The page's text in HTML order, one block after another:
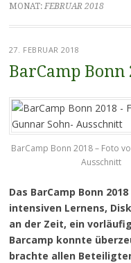
MONAT: FEBRUAR 2018
27. FEBRUAR 2018
BarCamp Bonn
BarCamp Bonn 2018 – Foto
Ausschnitt
Das BarCamp Bonn
intensiven Lernens,
an der Zeit, ein
Barcamp konnte
brachte allen